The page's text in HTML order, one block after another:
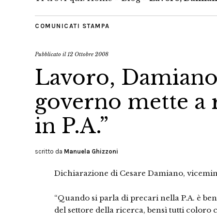
COMUNICATI STAMPA
Pubblicato il12 Ottobre 2008
Lavoro,
governo mette
in P.A.”
scritto da Manuela Ghizzoni
Dichiarazione di Cesare Damiano,
“Quando si parla di precari nella P.A. è
del settore della ricerca, bensì tutti coloro